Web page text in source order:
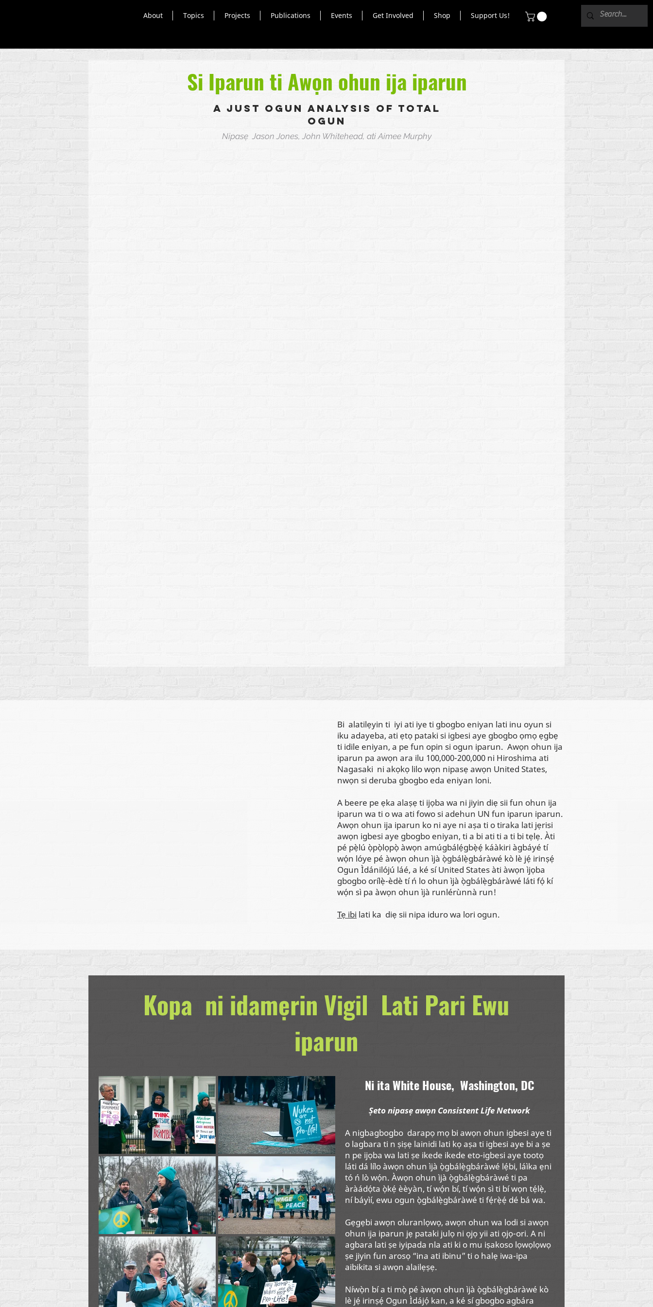
About Topics Projects Publications Events Get Involved Shop Support Us!
Si Iparun ti Awọn ohun ija iparun
A Just Ogun Analysis of Total
Ogun
Nipasẹ Jason Jones, John Whitehead, ati Aimee Murphy
Bi alatilẹyin ti iyi ati iye ti gbogbo eniyan lati inu oyun si
iku adayeba, ati ẹtọ pataki si igbesi aye gbogbo ọmọ ẹgbẹ
ti idile eniyan, a pe fun opin si ogun iparun. Awọn ohun ija
iparun pa awọn ara ilu 100,000-200,000 ni Hiroshima ati
Nagasaki ni akọkọ lilo wọn nipasẹ awọn United States,
nwọn si deruba gbogbo eda eniyan loni.
A beere pe ẹka alaṣẹ ti ijọba wa ni jiyin diẹ sii fun ohun ija
iparun wa ti o wa ati fowo si adehun UN fun iparun iparun.
Awọn ohun ija iparun ko ni aye ni aṣa ti o tiraka lati jẹrisi
awọn igbesi aye gbogbo eniyan, ti a bi ati ti a ti bi tẹlẹ. Àti
pé pẹ̀lú ọ̀pọ̀lọpọ̀ àwọn amúgbálẹ́gbẹ̀ẹ́ káàkiri àgbáyé tí
wọ́n lóye pé àwọn ohun ìjà ọ̀gbálẹ̀gbáràwé kò lè jẹ́ irinṣẹ́
Ogun Ìdánilójú láé, a ké sí United States àti àwọn ìjọba
gbogbo orílẹ̀-èdè tí ń lo ohun ìjà ọ̀gbálẹ̀gbáràwé láti fọ́ kí
wọ́n sì pa àwọn ohun ìjà runlérùnnà run!
Tẹ ibi lati ka diẹ sii nipa iduro wa lori ogun.
Kopa ni idamẹrin Vigil Lati Pari Ewu
iparun
Ni ita White House, Washington, DC
Ṣeto nipasẹ awọn Consistent Life Network
A nigbagbogbo darapọ mọ bi awọn ohun igbesi aye ti
o lagbara ti n ṣiṣẹ lainidi lati kọ aṣa ti igbesi aye bi a ṣe
n pe ijọba wa lati ṣe ikede ikede eto-igbesi aye tootọ
láti dá lílo àwọn ohun ìjà ọ̀gbálẹ̀gbáràwé lẹ́bi, láìka ẹni
tó ń lò wọ́n. Àwọn ohun ìjà ọ̀gbálẹ̀gbáràwé ti pa
àràádọ́ta ọ̀kẹ́ èèyàn, tí wọ́n bí, tí wọ́n sì ti bí wọn tẹ́lẹ̀,
ní báyìí, ewu ogun ọ̀gbálẹ̀gbáràwé ti fẹ́rẹ̀ẹ́ dé bá wa.
Gẹgẹbi awọn oluranlọwọ, awọn ohun wa lodi si awọn
ohun ija iparun jẹ pataki julọ ni ọjọ yii ati ọjọ-ori. A ni
agbara lati ṣe iyipada nla ati ki o mu iṣakoso lọwọlọwọ
ṣe jiyin fun arosọ “ina ati ibinu” ti o halẹ iwa-ipa
aibikita si awọn alailẹṣẹ.
Níwọ̀n bí a ti mọ̀ pé àwọn ohun ìjà ọ̀gbálẹ̀gbáràwé kò
lè jẹ́ irinṣẹ́ Ogun Ìdájọ́ kan, a ké sí gbogbo agbára